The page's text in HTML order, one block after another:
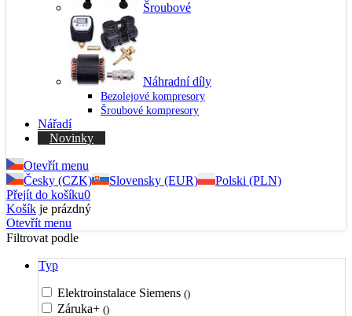
Šroubové
Náhradní díly
Bezolejové kompresory
Šroubové kompresory
Nářadí
Novinky
Otevřít menu
Česky (CZK)
Slovensky (EUR)
Polski (PLN)
Přejít do košíku0
Košík je prázdný
Otevřít menu
Filtrovat podle
Typ
Elektroinstalace Siemens ()
Záruka+ ()